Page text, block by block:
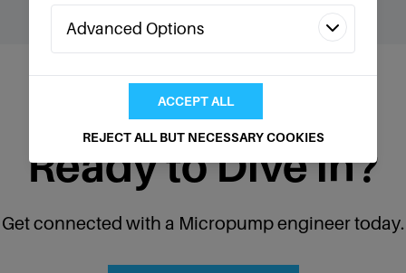
Ready to Dive in?
Get connected with a Micropump engineer today.
Advanced Options
We use analytics technologies to improve
and to ensure that our partners's
ACCEPT ALL
REJECT ALL BUT NECESSARY COOKIES